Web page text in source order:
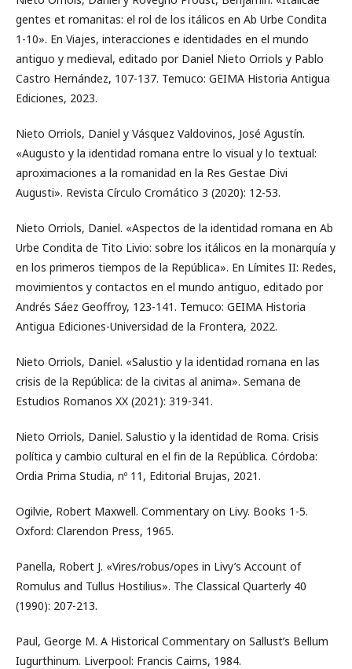
gentes et romanitas: el rol de los itálicos en Ab Urbe Condita
1-10». En Viajes, interacciones e identidades en el mundo
antiguo y medieval, editado por Daniel Nieto Orriols y Pablo
Castro Hernández, 107-137. Temuco: GEIMA Historia Antigua
Ediciones, 2023.
Nieto Orriols, Daniel y Vásquez Valdovinos, José Agustín.
«Augusto y la identidad romana entre lo visual y lo textual:
aproximaciones a la romanidad en la Res Gestae Divi
Augusti». Revista Círculo Cromático 3 (2020): 12-53.
Nieto Orriols, Daniel. «Aspectos de la identidad romana en Ab
Urbe Condita de Tito Livio: sobre los itálicos en la monarquía y
en los primeros tiempos de la República». En Límites II: Redes,
movimientos y contactos en el mundo antiguo, editado por
Andrés Sáez Geoffroy, 123-141. Temuco: GEIMA Historia
Antigua Ediciones-Universidad de la Frontera, 2022.
Nieto Orriols, Daniel. «Salustio y la identidad romana en las
crisis de la República: de la civitas al anima». Semana de
Estudios Romanos XX (2021): 319-341.
Nieto Orriols, Daniel. Salustio y la identidad de Roma. Crisis
política y cambio cultural en el fin de la República. Córdoba:
Ordia Prima Studia, nº 11, Editorial Brujas, 2021.
Ogilvie, Robert Maxwell. Commentary on Livy. Books 1-5.
Oxford: Clarendon Press, 1965.
Panella, Robert J. «Vires/robus/opes in Livy’s Account of
Romulus and Tullus Hostilius». The Classical Quarterly 40
(1990): 207-213.
Paul, George M. A Historical Commentary on Sallust’s Bellum
Iugurthinum. Liverpool: Francis Cairns, 1984.